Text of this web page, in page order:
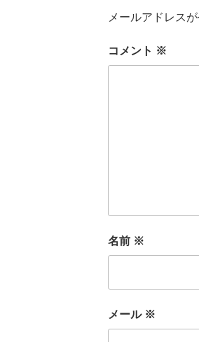
メールアドレス
コメント ※
名前 ※
メール ※